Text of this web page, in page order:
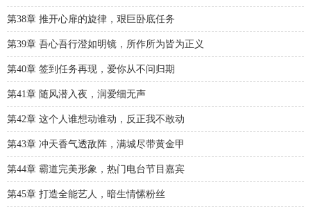
第38章 推开心扉的旋律，艰巨卧底任务
第39章 吾心吾行澄如明镜，所作所为皆为正义
第40章 签到任务再现，爱你从不问归期
第41章 随风潜入夜，润爱细无声
第42章 这个人谁想动谁动，反正我不敢动
第43章 冲天香气透敌阵，满城尽带黄金甲
第44章 霸道完美形象，热门电台节目嘉宾
第45章 打造全能艺人，暗生情愫粉丝